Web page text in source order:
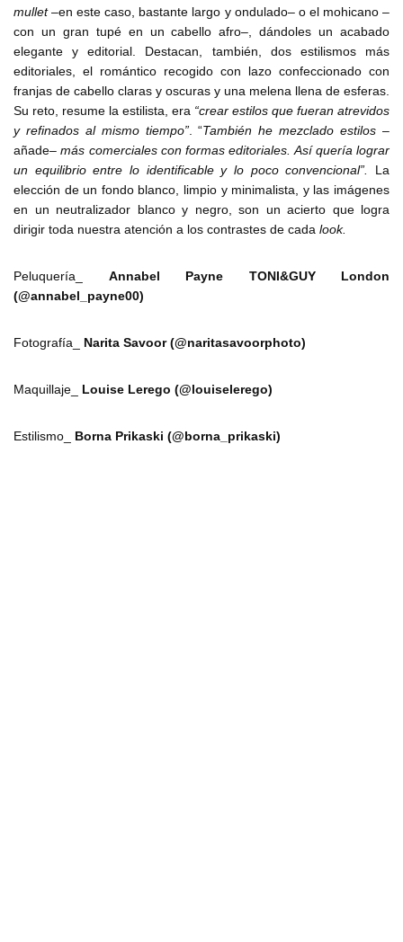
mullet–en este caso, bastante largo y ondulado– o el mohicano –
con un gran tupé en un cabello afro–, dándoles un acabado
elegante y editorial. Destacan, también, dos estilismos más
editoriales, el romántico recogido con lazo confeccionado con
franjas de cabello claras y oscuras y una melena llena de esferas.
Su reto, resume la estilista, era “crear estilos que fueran atrevidos
y refinados al mismo tiempo”. “También he mezclado estilos –
añade– más comerciales con formas editoriales. Así quería lograr
un equilibrio entre lo identificable y lo poco convencional”.
La
elección de un fondo blanco, limpio y minimalista, y las imágenes
en un neutralizador blanco y negro, son un acierto que logra
dirigir toda nuestra atención a los contrastes de cada look.
Peluquería_ Annabel Payne TONI&GUY London
(@annabel_payne00)
Fotografía_ Narita Savoor (@naritasavoorphoto)
Maquillaje_ Louise Lerego (@louiselerego)
Estilismo_ Borna Prikaski (@borna_prikaski)